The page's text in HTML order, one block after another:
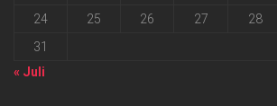
24
25 26 27 28
31
« Juli